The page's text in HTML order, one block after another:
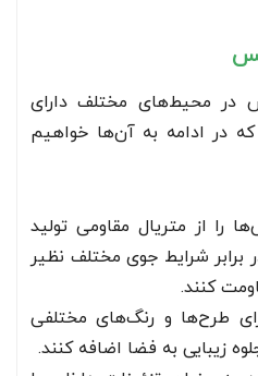
در محیط‌های مختلف دارای
در ادامه به آن‌ها خواهیم
را از متریال مقاومی تولید
برابر شرایط جوی مختلف نظیر
کنند.
طرح‌ها و رنگ‌های مختلفی
زیبایی به فضا اضافه کنند.